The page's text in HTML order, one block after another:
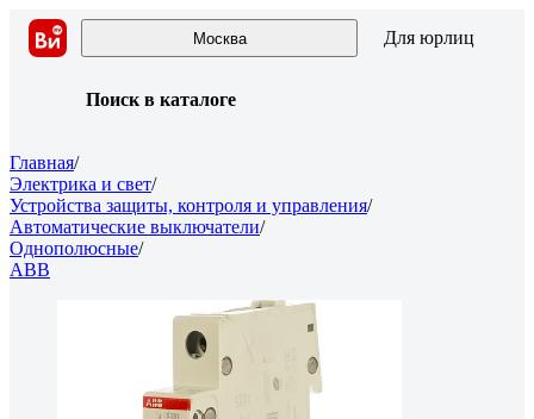
Москва Для юрлиц
Поиск в каталоге
Главная/
Электрика и свет/
Устройства защиты, контроля и управления/
Автоматические выключатели/
Однополюсные/
ABB